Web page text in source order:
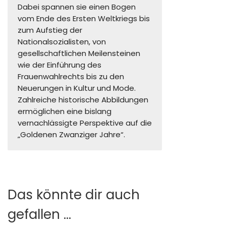
Dabei spannen sie einen Bogen
vom Ende des Ersten Weltkriegs bis
zum Aufstieg der
Nationalsozialisten, von
gesellschaftlichen Meilensteinen
wie der Einführung des
Frauenwahlrechts bis zu den
Neuerungen in Kultur und Mode.
Zahlreiche historische Abbildungen
ermöglichen eine bislang
vernachlässigte Perspektive auf die
„Goldenen Zwanziger Jahre“.
Das könnte dir auch
gefallen …